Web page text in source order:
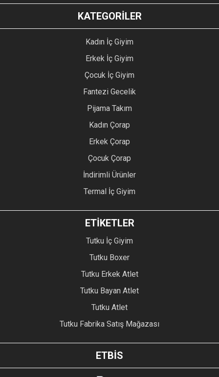
KATEGORİLER
Kadın İç Giyim
Erkek İç Giyim
Çocuk İç Giyim
Fantezi Gecelik
Pijama Takım
Kadın Çorap
Erkek Çorap
Çocuk Çorap
İndirimli Ürünler
Termal İç Giyim
ETİKETLER
Tutku İç Giyim
Tutku Boxer
Tutku Erkek Atlet
Tutku Bayan Atlet
Tutku Atlet
Tutku Fabrika Satış Mağazası
ETBİS